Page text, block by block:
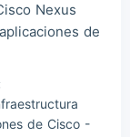
Nexus
de
de Cisco -